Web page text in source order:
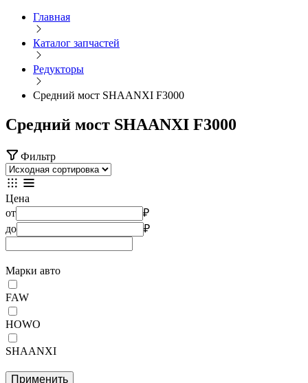
Главная
Каталог запчастей
Редукторы
Средний мост SHAANXI F3000
Средний мост SHAANXI F3000
Фильтр
Цена
от
₽
до
₽
Марки авто
FAW
HOWO
SHAANXI
Применить